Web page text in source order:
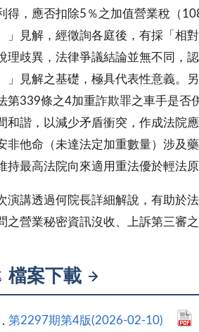
得，應否扣除5％之加值營業稅（
」見解，經徵詢各庭後，有採「相
理歧異，法律爭議結論並無不同，
」見解之基礎，極具代表性意義。
第339條之4加重詐欺罪之車手是否
和諧，以減少矛盾衝突，作成法院
非他命（未達法定加重數量）涉及
持最高法院向來適用重法優於輕法
演講透過何院長詳細解說，有助於
之營業秘密資訊沒收、上訴第三審
檔案下載
第2297期第4版(2026-02-10)